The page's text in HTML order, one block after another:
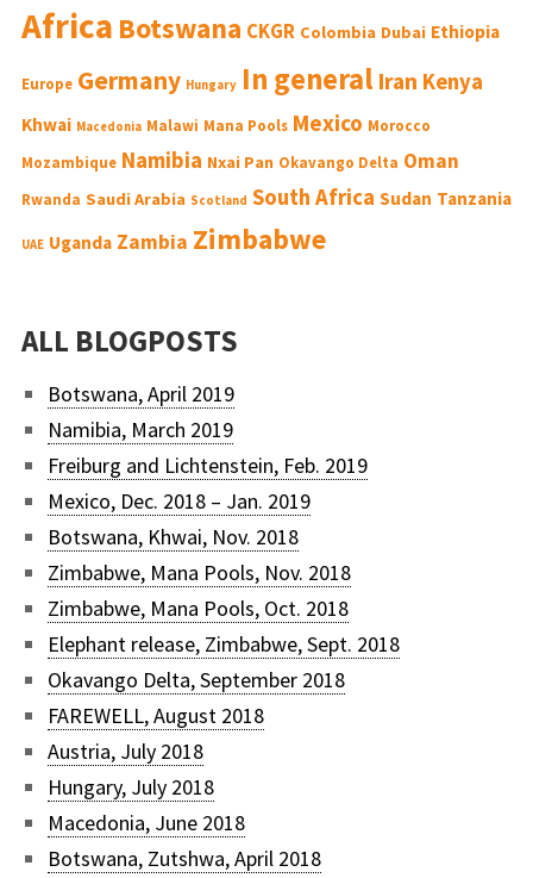
Africa Botswana CKGR Colombia Dubai Ethiopia
Europe Germany Hungary In general Iran Kenya
Khwai Macedonia Malawi Mana Pools Mexico Morocco
Mozambique Namibia Nxai Pan Okavango Delta Oman
Rwanda Saudi Arabia Scotland South Africa Sudan Tanzania
UAE Uganda Zambia Zimbabwe
ALL BLOGPOSTS
Botswana, April 2019
Namibia, March 2019
Freiburg and Lichtenstein, Feb. 2019
Mexico, Dec. 2018 – Jan. 2019
Botswana, Khwai, Nov. 2018
Zimbabwe, Mana Pools, Nov. 2018
Zimbabwe, Mana Pools, Oct. 2018
Elephant release, Zimbabwe, Sept. 2018
Okavango Delta, September 2018
FAREWELL, August 2018
Austria, July 2018
Hungary, July 2018
Macedonia, June 2018
Botswana, Zutshwa, April 2018